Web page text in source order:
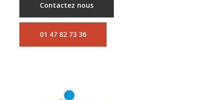
Contactez nous
01 47 82 73 36